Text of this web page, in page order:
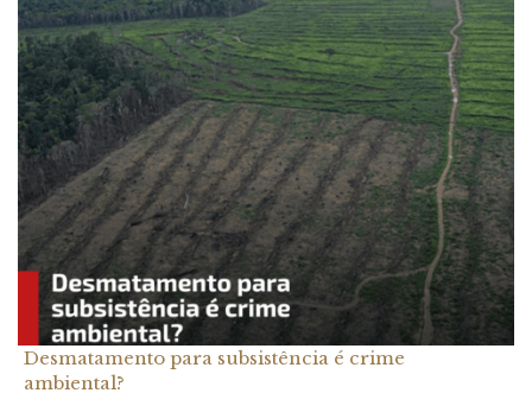
Desmatamento para subsistência é crime
ambiental?